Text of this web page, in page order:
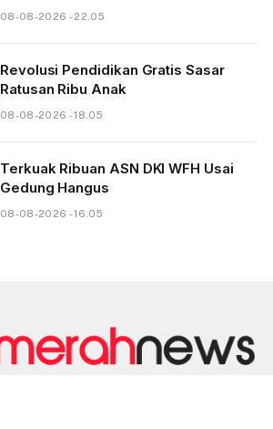
08-08-2026 - 22.05
Revolusi Pendidikan Gratis Sasar
Ratusan Ribu Anak
08-08-2026 - 18.05
Terkuak Ribuan ASN DKI WFH Usai
Gedung Hangus
08-08-2026 - 16.05